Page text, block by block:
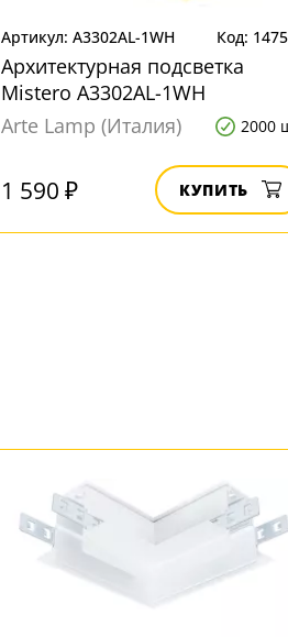
Артикул: A3302AL-1WH Код:
Архитектурная подсветка
Mistero A3302AL-1WH
Arte Lamp (Италия)
2000
1 590 ₽ КУПИТЬ